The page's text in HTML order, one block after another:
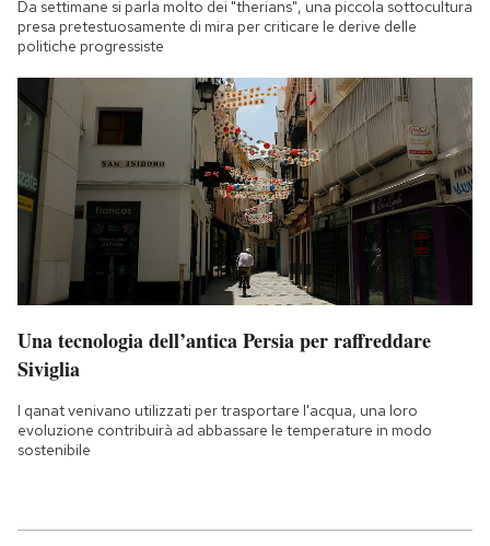
Da settimane si parla molto dei "therians", una piccola sottocultura
presa pretestuosamente di mira per criticare le derive delle
politiche progressiste
Una tecnologia dell’antica Persia per raffreddare
Siviglia
I qanat venivano utilizzati per trasportare l'acqua, una loro
evoluzione contribuirà ad abbassare le temperature in modo
sostenibile